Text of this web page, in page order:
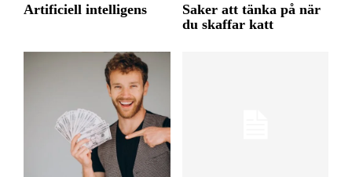
Artificiell intelligens
Saker att tänka på när
du skaffar katt